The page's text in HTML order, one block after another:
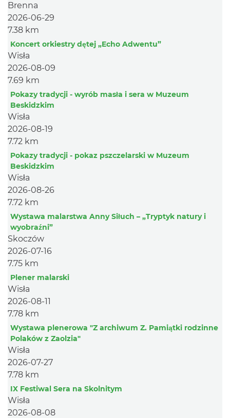
Brenna
2026-06-29
7.38 km
Koncert orkiestry dętej „Echo Adwentu”
Wisła
2026-08-09
7.69 km
Pokazy tradycji - wyrób masła i sera w Muzeum
Beskidzkim
Wisła
2026-08-19
7.72 km
Pokazy tradycji - pokaz pszczelarski w Muzeum
Beskidzkim
Wisła
2026-08-26
7.72 km
Wystawa malarstwa Anny Siłuch – „Tryptyk natury i
wyobraźni”
Skoczów
2026-07-16
7.75 km
Plener malarski
Wisła
2026-08-11
7.78 km
Wystawa plenerowa "Z archiwum Z. Pamiątki rodzinne
Polaków z Zaolzia"
Wisła
2026-07-27
7.78 km
IX Festiwal Sera na Skolnitym
Wisła
2026-08-08